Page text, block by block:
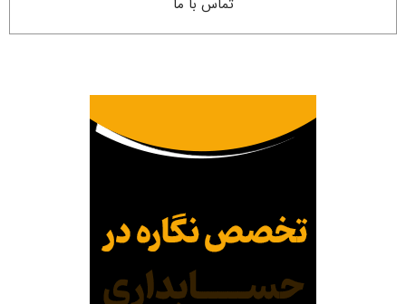
تماس با ما